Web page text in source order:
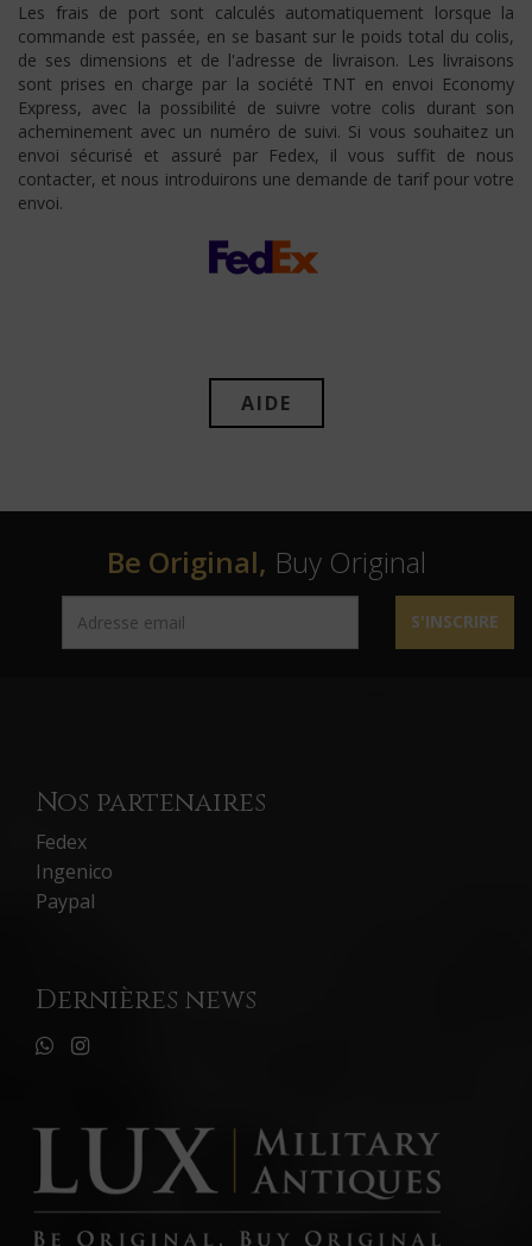
Les frais de port sont calculés automatiquement lorsque la
commande est passée, en se basant sur le poids total du colis,
de ses dimensions et de l'adresse de livraison. Les livraisons
sont prises en charge par la société TNT en envoi Economy
Express, avec la possibilité de suivre votre colis durant son
acheminement avec un numéro de suivi. Si vous souhaitez un
envoi sécurisé et assuré par Fedex, il vous suffit de nous
contacter, et nous introduirons une demande de tarif pour votre
envoi.
AIDE
Be Original, Buy Original
S'INSCRIRE
Nos partenaires
Fedex
Ingenico
Paypal
Dernières news